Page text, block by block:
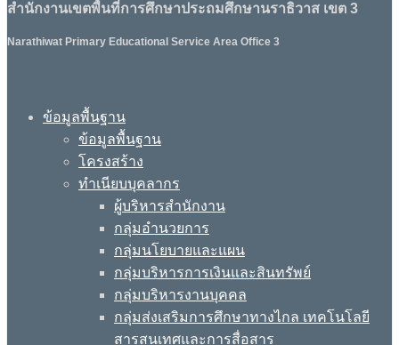
สำนักงานเขตพื้นที่การศึกษาประถมศึกษานราธิวาส เขต 3
Narathiwat Primary Educational Service Area Office 3
ข้อมูลพื้นฐาน
ข้อมูลพื้นฐาน
โครงสร้าง
ทำเนียบบุคลากร
ผู้บริหารสำนักงาน
กลุ่มอำนวยการ
กลุ่มนโยบายและแผน
กลุ่มบริหารการเงินและสินทรัพย์
กลุ่มบริหารงานบุคคล
กลุ่มส่งเสริมการศึกษาทางไกล เทคโนโลยี
สารสนเทศและการสื่อสาร